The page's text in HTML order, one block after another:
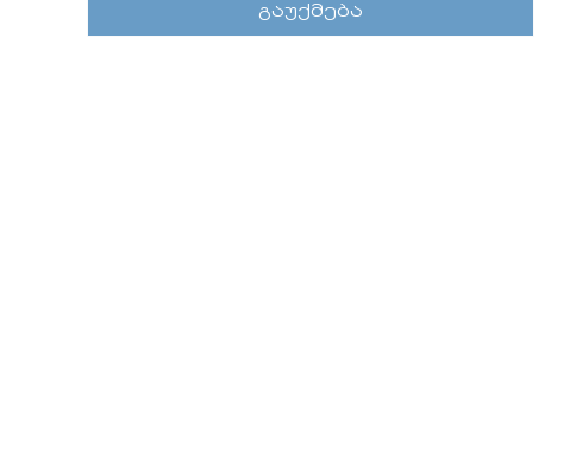
გაუქმება